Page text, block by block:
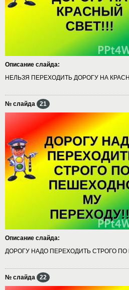
Описание слайда:
НЕЛЬЗЯ ПЕРЕХОДИТЬ ДОРОГУ НА
№ слайда 21
Описание слайда:
ДОРОГУ НАДО ПЕРЕХОДИТЬ СТРОГО
№ слайда 22